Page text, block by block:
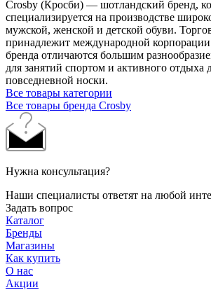
Crosby (Кросби) — шотландский бренд,
специализируется на производстве
мужской, женской и детской обуви.
принадлежит международной
бренда отличаются большим
для занятий спортом и активного отдыха
повседневной носки.
Все товары категории
Все товары бренда Crosby
Нужна консультация?
Наши специалисты ответят на любой
Задать вопрос
Каталог
Бренды
Магазины
Как купить
О нас
Акции